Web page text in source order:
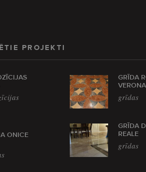
PROJEKTI
ONICE
GRĪDA
VERONA
grīdas
GRĪDA
REALE
grīdas